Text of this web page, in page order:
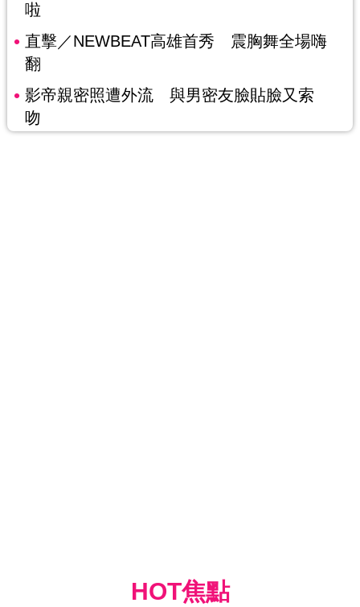
啦
直擊／NEWBEAT高雄首秀 震胸舞全場嗨
翻
影帝親密照遭外流 與男密友臉貼臉又索
吻
HOT焦點